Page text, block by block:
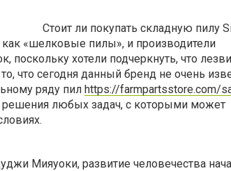
Стоит ли покупать складную пилу
«шелковые пилы», и производители
поскольку хотели подчеркнуть, что
что сегодня данный бренд не очень
ряду пил https://farmpartsstore.com/
любых задач, с которыми может
Мияуоки, развитие человечества